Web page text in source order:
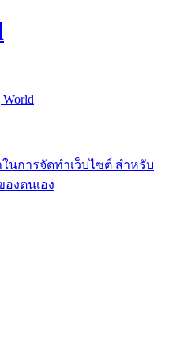
World
นการจัดทำเว็บไซต์ สำหรับ
องตนเอง